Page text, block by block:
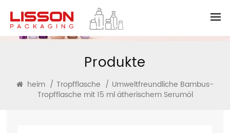
Produkte
heim / Tropfflasche / Umweltfreundliche Bambus-
Tropfflasche mit 15 ml ätherischem Serumöl